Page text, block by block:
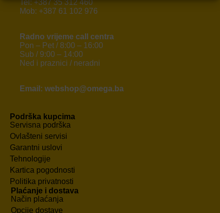
Tel: +387 35 312 460
Mob: +387 61 102 976
Radno vrijeme call centra
Pon – Pet / 8:00 – 16:00
Sub / 9:00 – 14:00
Ned i praznici / neradni
Email: webshop@omega.ba
Podrška kupcima
Servisna podrška
Ovlašteni servisi
Garantni uslovi
Tehnologije
Kartica pogodnosti
Politika privatnosti
Plaćanje i dostava
Način plaćanja
Opcije dostave